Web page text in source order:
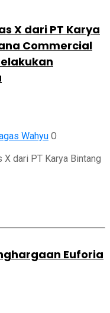
X dari PT Karya
Commercial
Wahyu 0
PT Karya Bintang
Euforia